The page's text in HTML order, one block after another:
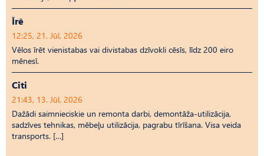
Īrē
12:25, 21. Jūl, 2026
Vēlos īrēt vienistabas vai divistabas dzīvokli cēsīs, līdz 200 eiro
mēnesī.
Citi
21:43, 13. Jūl, 2026
Dažādi saimnieciskie un remonta darbi, demontāža-utilizācija,
sadzīves tehnikas, mēbeļu utilizācija, pagrabu tīrīšana. Visa veida
transports. […]